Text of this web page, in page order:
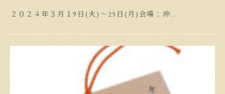
２０２４年３月１9日(火)～25日(月)会場：沖...